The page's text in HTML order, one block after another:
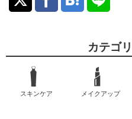
カテゴ
スキンケア メイクアップ